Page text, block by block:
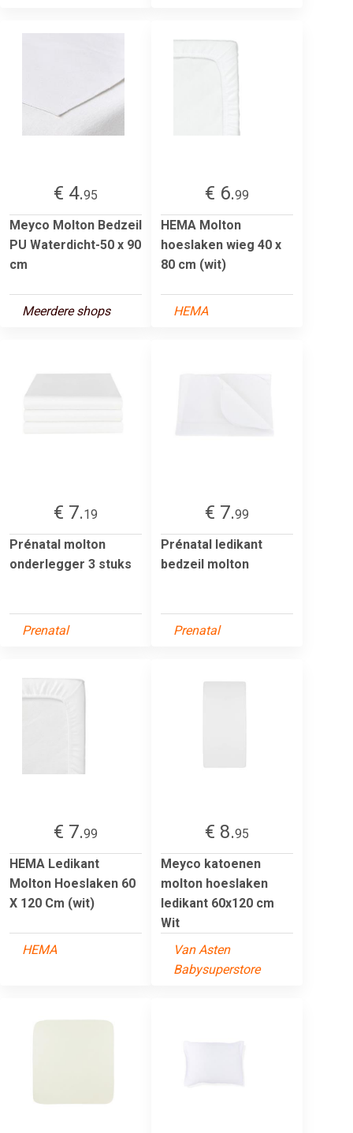
€ 4.95
Meyco Molton Bedzeil
PU Waterdicht-50 x 90
cm
Meerdere shops
€ 6.99
HEMA Molton
hoeslaken wieg 40 x
80 cm (wit)
HEMA
€ 7.19
Prénatal molton
onderlegger 3 stuks
Prenatal
€ 7.99
Prénatal ledikant
bedzeil molton
Prenatal
€ 7.99
HEMA Ledikant
Molton Hoeslaken 60
X 120 Cm (wit)
HEMA
€ 8.95
Meyco katoenen
molton hoeslaken
ledikant 60x120 cm
Wit
Van Asten
Babysuperstore